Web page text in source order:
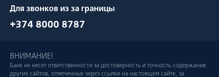
Для звонков из за границы
+374 8000 8787
ВНИМАНИЕ!
Банк не несет ответственности за достоверность и точность содержания
других сайтов, отмеченных через ссылки на настоящем сайте, за